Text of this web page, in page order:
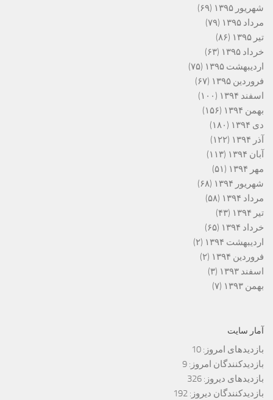
شهریور ۱۳۹۵
(۶۹)
مرداد ۱۳۹۵
(۷۹)
تیر ۱۳۹۵
(۸۶)
خرداد ۱۳۹۵
(۶۳)
اردیبهشت ۱۳۹۵
(۷۵)
فروردین ۱۳۹۵
(۶۷)
اسفند ۱۳۹۴
(۱۰۰)
بهمن ۱۳۹۴
(۱۵۶)
دی ۱۳۹۴
(۱۸۰)
آذر ۱۳۹۴
(۱۲۲)
آبان ۱۳۹۴
(۱۱۳)
مهر ۱۳۹۴
(۵۱)
شهریور ۱۳۹۴
(۶۸)
مرداد ۱۳۹۴
(۵۸)
تیر ۱۳۹۴
(۴۳)
خرداد ۱۳۹۴
(۶۵)
اردیبهشت ۱۳۹۴
(۲)
فروردین ۱۳۹۴
(۲)
اسفند ۱۳۹۳
(۳)
بهمن ۱۳۹۳
(۷)
آمار سایت
بازدیدهای امروز: 10
بازدیدکنندگان امروز: 9
بازدیدهای دیروز: 326
بازدیدکنندگان دیروز: 192